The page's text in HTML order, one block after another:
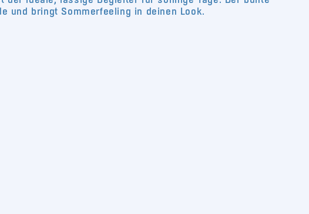
und bringt Sommerfeeling in deinen Look.